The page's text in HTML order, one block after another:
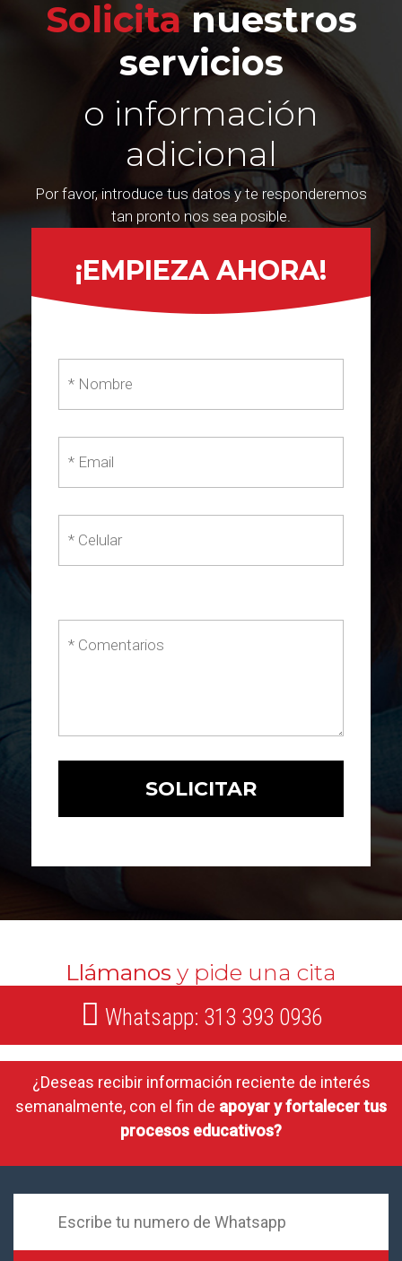
Solicitanuestros
servicios
o información
adicional
Por favor, introduce tus datos y te responderemos
tan pronto nos sea posible.
¡EMPIEZA AHORA!
Llámanos y pide una cita
Whatsapp: 313 393 0936
¿Deseas recibir información reciente de interés
semanalmente, con el fin de apoyar y fortalecer tus
procesos educativos?